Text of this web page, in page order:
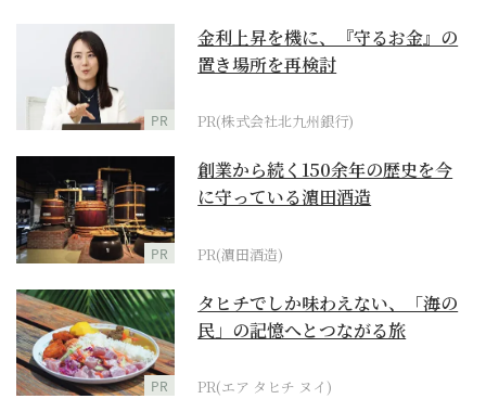
PR
金利上昇を機に、『守るお金』の
置き場所を再検討
PR(株式会社北九州銀行)
PR
創業から続く150余年の歴史を今
に守っている濵田酒造
PR(濵田酒造)
PR
タヒチでしか味わえない、「海の
民」の記憶へとつながる旅
PR(エア タヒチ ヌイ)